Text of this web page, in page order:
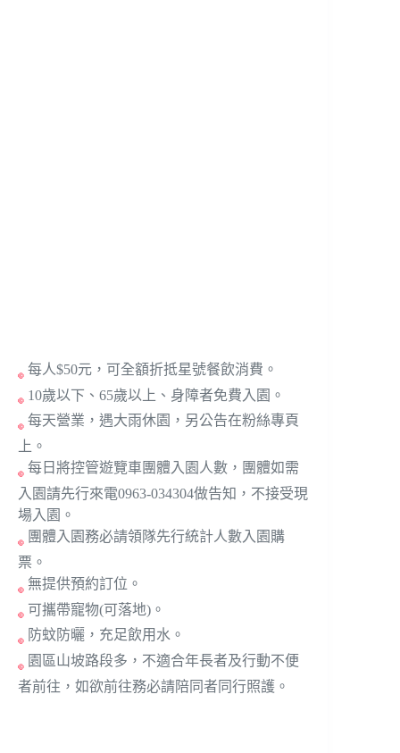
每人$50元，可全額折抵星號餐飲消費。
10歲以下、65歲以上、身障者免費入園。
每天營業，遇大雨休園，另公告在粉絲專頁
上。
每日將控管遊覽車團體入園人數，團體如需
入園請先行來電0963-034304做告知，不接受現
場入園。
團體入園務必請領隊先行統計人數入園購
票。
無提供預約訂位。
可攜帶寵物(可落地)。
防蚊防曬，充足飲用水。
園區山坡路段多，不適合年長者及行動不便
者前往，如欲前往務必請陪同者同行照護。